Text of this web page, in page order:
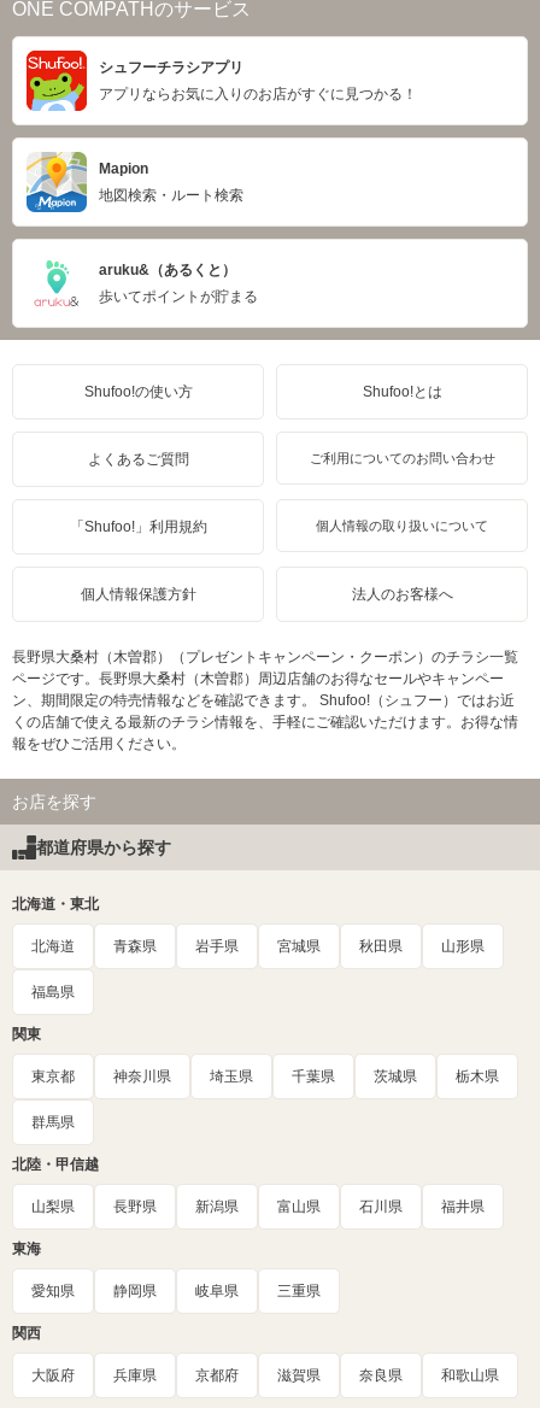
ONE COMPATHのサービス
シュフーチラシアプリ
アプリならお気に入りのお店がすぐに見つかる！
Mapion
地図検索・ルート検索
aruku&（あるくと）
歩いてポイントが貯まる
Shufoo!の使い方 Shufoo!とは
よくあるご質問 ご利用についてのお問い合わせ
「Shufoo!」利用規約 個人情報の取り扱いについて
個人情報保護方針 法人のお客様へ
長野県大桑村（木曽郡）（プレゼントキャンペーン・クーポン）のチラシ一覧
ページです。長野県大桑村（木曽郡）周辺店舗のお得なセールやキャンペー
ン、期間限定の特売情報などを確認できます。 Shufoo!（シュフー）ではお近
くの店舗で使える最新のチラシ情報を、手軽にご確認いただけます。お得な情
報をぜひご活用ください。
お店を探す
都道府県から探す
北海道・東北
北海道 青森県 岩手県 宮城県 秋田県 山形県
福島県
関東
東京都 神奈川県 埼玉県 千葉県 茨城県 栃木県
群馬県
北陸・甲信越
山梨県 長野県 新潟県 富山県 石川県 福井県
東海
愛知県 静岡県 岐阜県 三重県
関西
大阪府 兵庫県 京都府 滋賀県 奈良県 和歌山県